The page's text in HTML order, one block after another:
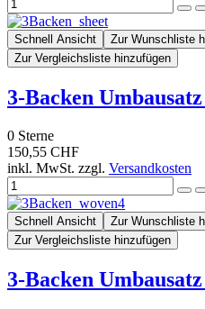
Schnell Ansicht
Zur Wunschliste
Zur Vergleichsliste hinzufügen
3-Backen
0 Sterne
150,55 CHF
inkl. MwSt. zzgl. Versandkosten
Schnell Ansicht
Zur Wunschliste
Zur Vergleichsliste hinzufügen
3-Backen